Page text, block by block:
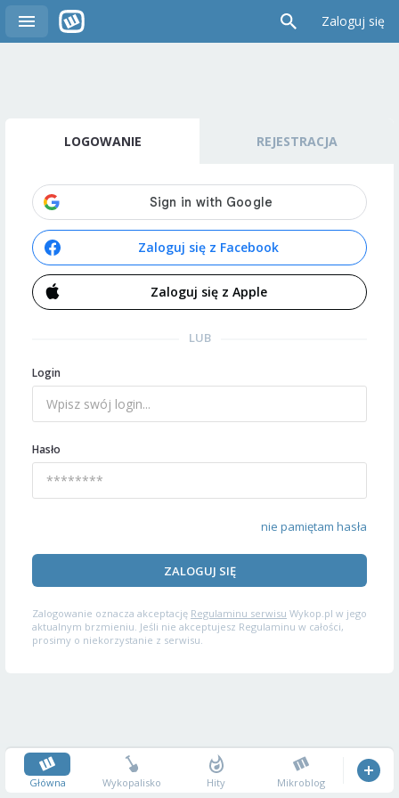
Zaloguj się
LOGOWANIE REJESTRACJA
Zaloguj się z Facebook
Zaloguj się z Apple
LUB
Login
Hasło
nie pamiętam hasła
ZALOGUJ SIĘ
Zalogowanie oznacza akceptację Regulaminu serwisu Wykop.pl w jego
aktualnym brzmieniu. Jeśli nie akceptujesz Regulaminu w całości,
prosimy o niekorzystanie z serwisu.
Główna Wykopalisko Hity Mikroblog